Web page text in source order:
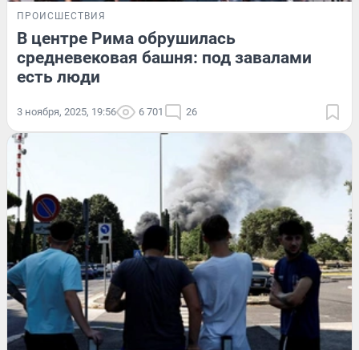
ПРОИСШЕСТВИЯ
В центре Рима обрушилась
средневековая башня: под завалами
есть люди
3 ноября, 2025, 19:56 6 701 26